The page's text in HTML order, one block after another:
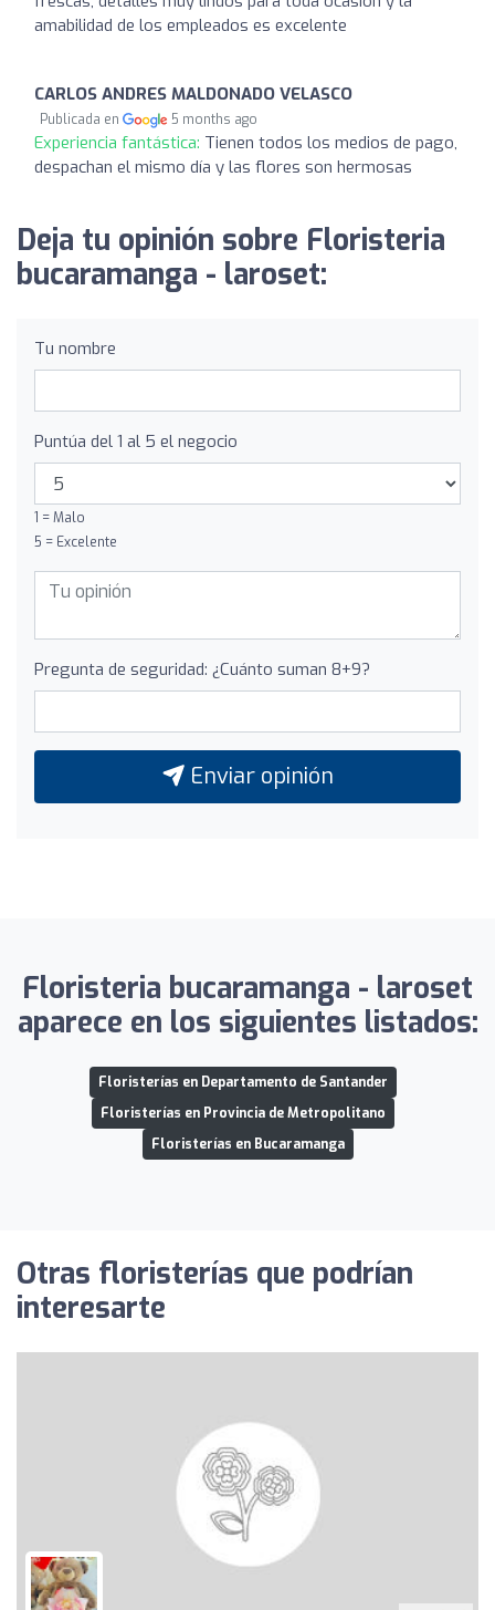
amabilidad de los empleados es excelente
CARLOS ANDRES MALDONADO VELASCO
Publicada en 5 months ago
Experiencia fantástica: Tienen todos los medios de pago,
despachan el mismo día y las flores son hermosas
Deja tu opinión sobre Floristeria
bucaramanga - laroset:
Tu nombre
Puntúa del 1 al 5 el negocio
1 = Malo
5 = Excelente
Pregunta de seguridad: ¿Cuánto suman 8+9?
Enviar opinión
Floristeria bucaramanga - laroset
aparece en los siguientes listados:
Floristerías en Departamento de Santander
Floristerías en Provincia de Metropolitano
Floristerías en Bucaramanga
Otras floristerías que podrían
interesarte